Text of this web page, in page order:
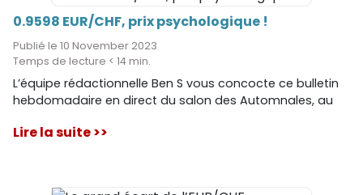
0.9598 EUR/CHF, prix psychologique !
Publié le 10 November 2023
Temps de lecture < 14 min.
L’équipe rédactionnelle Ben S vous concocte ce bulletin
hebdomadaire en direct du salon des Automnales, au
présents tous le week-end.
Lire la suite >>